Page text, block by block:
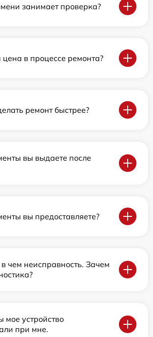
занимает проверка?
цена в процессе ремонта?
ремонт быстрее?
вы выдаете после
вы предоставляете?
чем неисправность. Зачем
мое устройство
при мне.